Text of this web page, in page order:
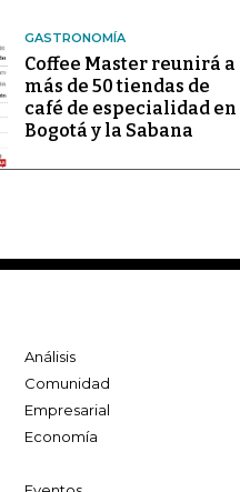
GASTRONOMÍA
Coffee Master reunirá a
más de 50 tiendas de
café de especialidad en
Bogotá y la Sabana
Análisis
Comunidad
Empresarial
Economía